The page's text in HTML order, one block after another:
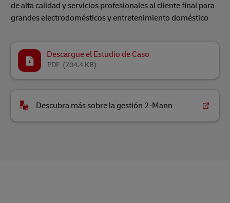
de alta calidad y servicios profesionales al cliente final para
grandes electrodomésticos y entretenimiento doméstico
Descargue el Estudio de Caso
(704.4 KB)
PDF
Descubra más sobre la gestión 2-Mann